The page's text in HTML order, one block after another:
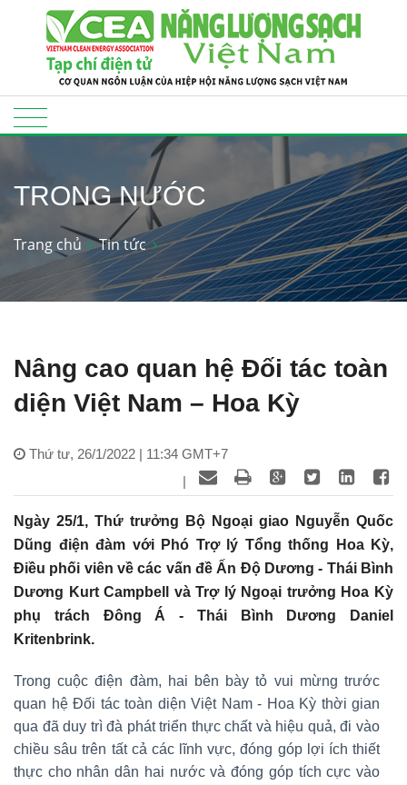
TRONG NƯỚC
Trang chủ Tin tức
Nâng cao quan hệ Đối tác toàn
diện Việt Nam – Hoa Kỳ
Thứ tư, 26/1/2022 | 11:34 GMT+7
|
Ngày 25/1, Thứ trưởng Bộ Ngoại giao Nguyễn Quốc
Dũng điện đàm với Phó Trợ lý Tổng thống Hoa Kỳ,
Điều phối viên về các vấn đề Ấn Độ Dương - Thái Bình
Dương Kurt Campbell và Trợ lý Ngoại trưởng Hoa Kỳ
phụ trách Đông Á - Thái Bình Dương Daniel
Kritenbrink.
Trong cuộc điện đàm, hai bên bày tỏ vui mừng trước
quan hệ Đối tác toàn diện Việt Nam - Hoa Kỳ thời gian
qua đã duy trì đà phát triển thực chất và hiệu quả, đi vào
chiều sâu trên tất cả các lĩnh vực, đóng góp lợi ích thiết
thực cho nhân dân hai nước và đóng góp tích cực vào